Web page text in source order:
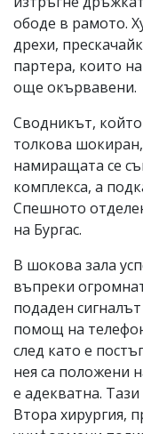
ободе в рамото.
дрехи,
партера, които
още окървавени.
Сводникът,
толкова
намиращата се
комплекса, а
Спешното
на Бургас.
В шокова зала
въпреки
подаден
помощ на
след като е
нея са положени
е адекватна.
Втора хирургия,